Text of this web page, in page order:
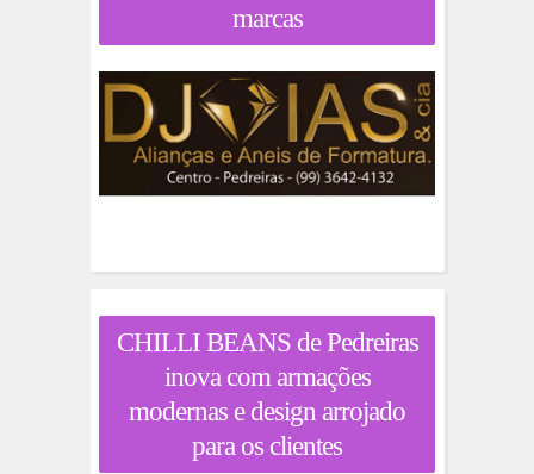
marcas
CHILLI BEANS de Pedreiras
inova com armações
modernas e design arrojado
para os clientes